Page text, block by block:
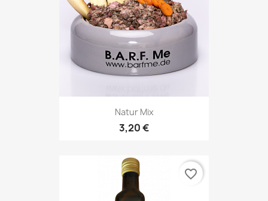
Natur Mix
3,20 €
favorite_border